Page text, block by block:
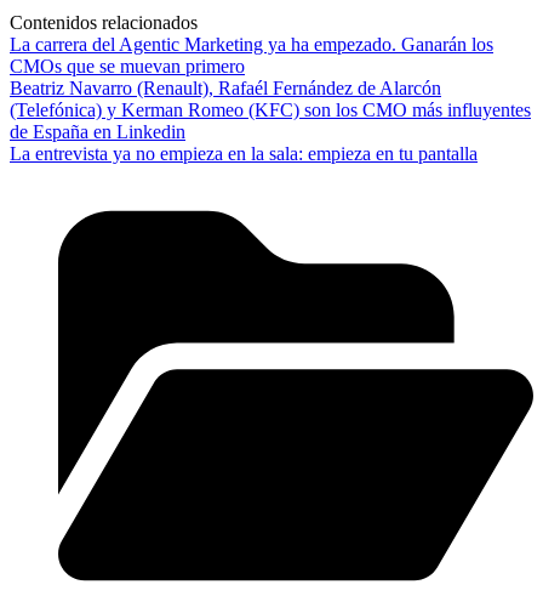
Contenidos relacionados
La carrera del Agentic Marketing ya ha empezado. Ganarán los
CMOs que se muevan primero
Beatriz Navarro (Renault), Rafaél Fernández de Alarcón
(Telefónica) y Kerman Romeo (KFC) son los CMO más influyentes
de España en Linkedin
La entrevista ya no empieza en la sala: empieza en tu pantalla